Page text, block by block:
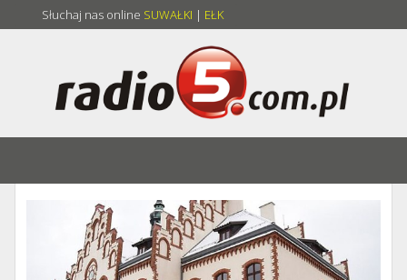
Słuchaj nas online SUWAŁKI | EŁK